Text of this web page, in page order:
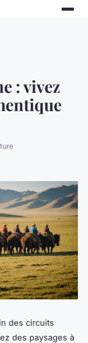
: vivez
des circuits
des paysages à